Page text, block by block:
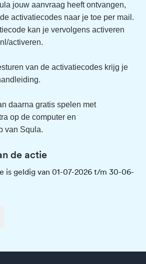
jouw aanvraag heeft ontvangen,
activatiecodes naar je toe per mail.
kan je vervolgens activeren
activeren.
van de activatiecodes krijg je
daarna gratis spelen met
op de computer en
van Squla.
de actie
is geldig van 01-07-2026 t/m 30-06-